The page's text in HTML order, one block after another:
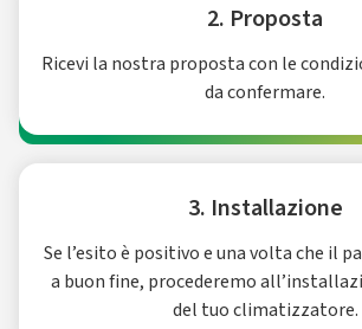
2. Proposta
Ricevi la nostra proposta con le
da confermare.
3. Installazione
Se l’esito è positivo e una volta che il
a buon fine, procederemo
del tuo climatizzatore.